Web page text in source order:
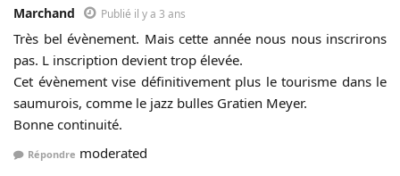
Marchand Publié il y a 3 ans
Très bel évènement. Mais cette année nous nous inscrirons
pas. L inscription devient trop élevée.
Cet évènement vise définitivement plus le tourisme dans le
saumurois, comme le jazz bulles Gratien Meyer.
Bonne continuité.
Répondre moderated